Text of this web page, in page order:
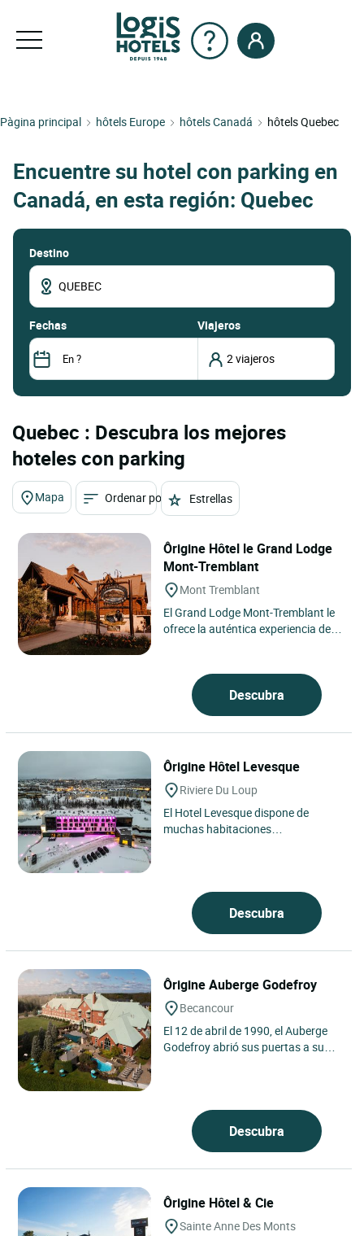
Pàgina principal hôtels Europe hôtels Canadá hôtels Quebec
Encuentre su hotel con parking en
Canadá, en esta región: Quebec
Destino
fechas Viajeros
Quebec : Descubra los mejores
hoteles con parking
Mapa Ordenar por Estrellas
Ôrigine Hôtel le Grand Lodge
Mont-Tremblant
Mont Tremblant
El Grand Lodge Mont-Tremblant le
ofrece la auténtica experiencia de
Descubra
Ôrigine Hôtel Levesque
Riviere Du Loup
El Hotel Levesque dispone de
muchas habitaciones
Descubra
Ôrigine Auberge Godefroy
Becancour
El 12 de abril de 1990, el Auberge
Godefroy abrió sus puertas a su
Descubra
Ôrigine Hôtel & Cie
Sainte Anne Des Monts